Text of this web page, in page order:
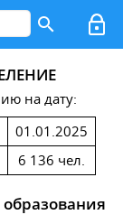
на дату:
01.01.2025
6 136 чел.